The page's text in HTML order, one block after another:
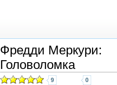
Фредди Меркури:
Головоломка
9 0